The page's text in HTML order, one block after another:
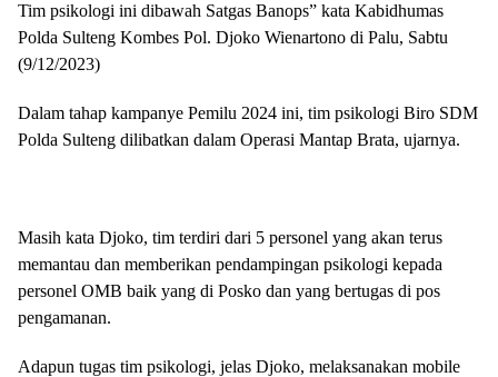
Tim psikologi ini dibawah Satgas Banops” kata Kabidhumas
Polda Sulteng Kombes Pol. Djoko Wienartono di Palu, Sabtu
(9/12/2023)
Dalam tahap kampanye Pemilu 2024 ini, tim psikologi Biro SDM
Polda Sulteng dilibatkan dalam Operasi Mantap Brata, ujarnya.
Masih kata Djoko, tim terdiri dari 5 personel yang akan terus
memantau dan memberikan pendampingan psikologi kepada
personel OMB baik yang di Posko dan yang bertugas di pos
pengamanan.
Adapun tugas tim psikologi, jelas Djoko, melaksanakan mobile